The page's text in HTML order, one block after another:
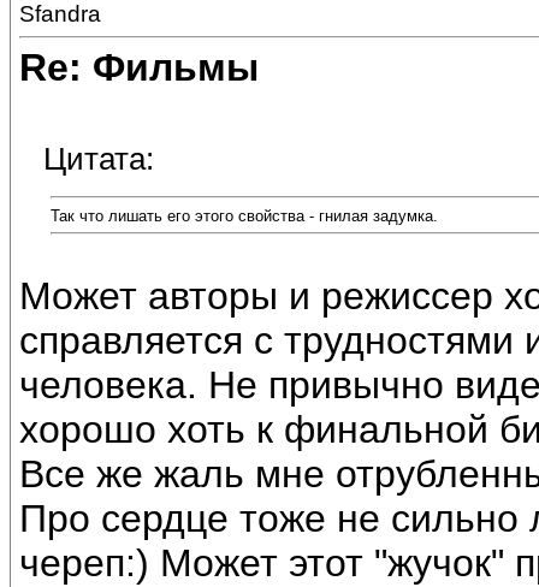
Sfandra
Re: Фильмы
Цитата:
Так что лишать его этого свойства - гнилая задумка.
Может авторы и режиссер
справляется с
человека. Не привычно
хорошо хоть к финальной
Все же жаль мне
Про сердце тоже не сильно
череп:) Может этот "жучок"